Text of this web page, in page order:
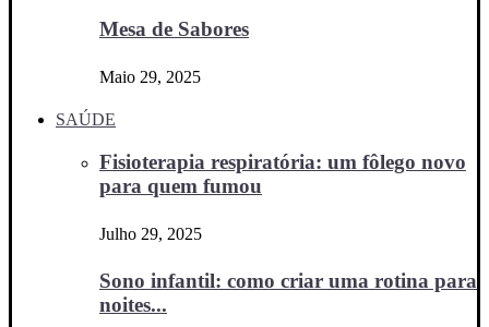
Mesa de Sabores
Maio 29, 2025
SAÚDE
Fisioterapia respiratória: um fôlego novo
para quem fumou
Julho 29, 2025
Sono infantil: como criar uma rotina para
noites...